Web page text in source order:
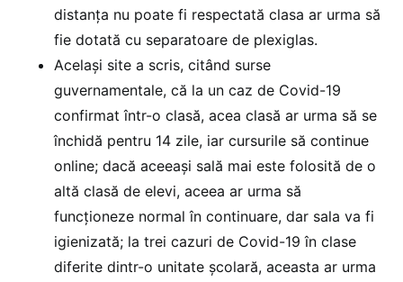
distanța nu poate fi respectată clasa ar urma să
fie dotată cu separatoare de plexiglas.
Același site a scris, citând surse
guvernamentale, că la un caz de Covid-19
confirmat într-o clasă, acea clasă ar urma să se
închidă pentru 14 zile, iar cursurile să continue
online; dacă aceeași sală mai este folosită de o
altă clasă de elevi, aceea ar urma să
funcționeze normal în continuare, dar sala va fi
igienizată; la trei cazuri de Covid-19 în clase
diferite dintr-o unitate școlară, aceasta ar urma